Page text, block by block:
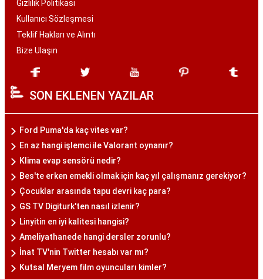
Gizlilik Politikası
Kullanıcı Sözleşmesi
Teklif Hakları ve Alıntı
Bize Ulaşın
SON EKLENEN YAZILAR
Ford Puma'da kaç vites var?
En az hangi işlemci ile Valorant oynanır?
Klima evap sensörü nedir?
Bes'te erken emekli olmak için kaç yıl çalışmanız gerekiyor?
Çocuklar arasında tapu devri kaç para?
GS TV Digiturk'ten nasıl izlenir?
Linyitin en iyi kalitesi hangisi?
Ameliyathanede hangi dersler zorunlu?
İnat TV'nin Twitter hesabı var mı?
Kutsal Meryem film oyuncuları kimler?